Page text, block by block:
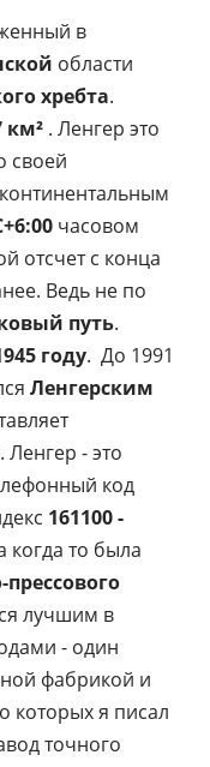
в
области
хребта.
км² . Ленгер это
своей
часовом
отсчет с конца
Ведь не по
путь.
году. До 1991
Ленгерским
. Ленгер - это
код
161100 -
то была
лучшим в
- один
фабрикой и
о которых я писал
точного